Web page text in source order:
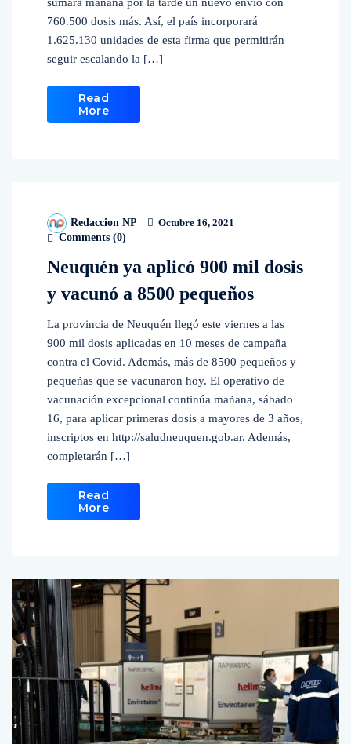
sumará mañana por la tarde un nuevo envío con
760.500 dosis más. Así, el país incorporará
1.625.130 unidades de esta firma que permitirán
seguir escalando la […]
Read
More
Redaccion NP
Octubre 16, 2021
Comments (0)
Neuquén ya aplicó 900 mil dosis
y vacunó a 8500 pequeños
La provincia de Neuquén llegó este viernes a las
900 mil dosis aplicadas en 10 meses de campaña
contra el Covid. Además, más de 8500 pequeños y
pequeñas que se vacunaron hoy. El operativo de
vacunación excepcional continúa mañana, sábado
16, para aplicar primeras dosis a mayores de 3 años,
inscriptos en http://saludneuquen.gob.ar. Además,
completarán […]
Read
More